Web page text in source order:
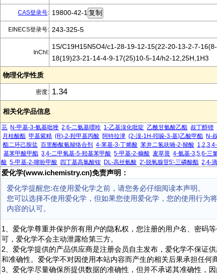
CAS登录号: 19800-42-1
EINECS登录号: 243-325-5
InChI:
1S/C19H15N5O4/c1-28-19-12-15(22-20-13-2-7-
18(19)23-21-14-4-9-17(25)10-5-14/h2-12,25H,1H3
物理化学性质
密度: 1.34
相关化学品信息
苝 N-甲基-3-氨基吡唑 2,6-二氨基嘌呤 1-乙基溴化吡啶 乙酰甘氨酸乙酯 叔丁醇锂
月桂酸酯 甲基紫精 (R)-2-羟甲基丙酸 阿特拉津 (2-溴-1H-吲哚-3-基)乙酸甲酯 N-
酯二环己胺盐 百里酚酞氨羧络合剂 4-苯基-3-丁烯酸 苯并二氢呋喃-2-羧酸
基苯甲酸甲酯 3,4-二甲氧基-5-羟基苯甲酸 5-甲基-2-糠酸 麦草畏 4-氨基-3,5,6-三
酸 5-甲基-2-噻吩甲酸 四丁基高氯酸铵 DL-高丝氨酸 2'-脱氧腺苷5'-三磷酸酯 2,4-
爱化学(www.ichemistry.cn)免责声明：
爱化学提醒您:在使用爱化学之前，请您务必仔细阅读本声明。
您可以选择不使用爱化学，但如果您使用爱化学，您的使用行为
内容的认可。
1、爱化学尊重并保护所有用户的隐私权，您注册的用户名、密码
可，爱化学不会主动泄露给第三方。
2、爱化学提供的产品供应商是注册会员自主发布，爱化学不保证
和准确性。爱化学不对因使用本站内容而产生的相关后果承担任何
3、爱化学尽量确保所提供数据的准确性，但并不承诺其准确性，